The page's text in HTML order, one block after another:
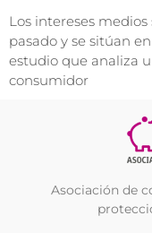
Los intereses
pasado y se sitúan
estudio que analiza
consumidor
Asociación de